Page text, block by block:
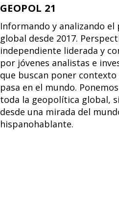
GEOPOL 21
Informando y analizando el
global desde 2017.
independiente liderada y
por jóvenes analistas e
que buscan poner contexto
pasa en el mundo.
toda la geopolítica global,
desde una mirada del
hispanohablante.